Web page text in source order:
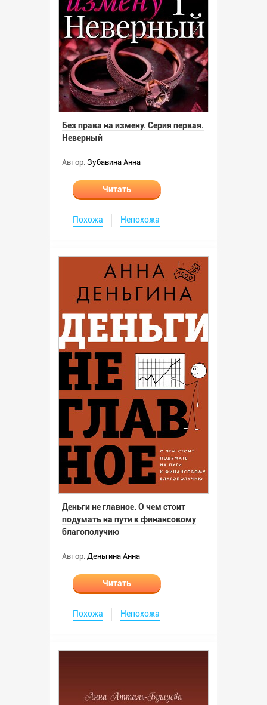
Без права на измену. Серия первая.
Неверный
Автор: Зубавина Анна
Читать
Похожа Непохожа
Деньги не главное. О чем стоит
подумать на пути к финансовому
благополучию
Автор: Деньгина Анна
Читать
Похожа Непохожа